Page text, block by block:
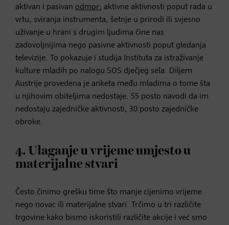
aktivan i pasivan odmor: aktivne aktivnosti poput rada u
vrtu, sviranja instrumenta, šetnje u prirodi ili svjesno
uživanje u hrani s drugim ljudima čine nas
zadovoljnijima nego pasivne aktivnosti poput gledanja
televizije. To pokazuje i studija Instituta za istraživanje
kulture mladih po nalogu SOS dječjeg sela. Diljem
Austrije provedena je anketa među mladima o tome šta
u njihovim obiteljima nedostaje. 55 posto navodi da im
nedostaju zajedničke aktivnosti, 30 posto zajedničke
obroke.
4. Ulaganje u vrijeme umjesto u
materijalne stvari
Često činimo grešku time što manje cijenimo vrijeme
nego novac ili materijalne stvari. Trčimo u tri različite
trgovine kako bismo iskoristili različite akcije i već smo